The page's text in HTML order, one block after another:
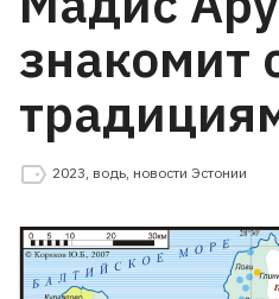
знакомит
2023, водь, новости Эстонии